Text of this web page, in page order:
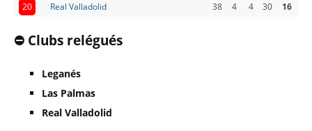
20
Real Valladolid 38 4 4 30 16
⛔ Clubs relégués
Leganés
Las Palmas
Real Valladolid